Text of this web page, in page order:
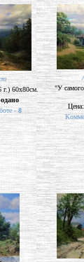
60х80см.
-8
"У